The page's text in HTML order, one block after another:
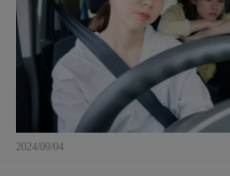
2024/09/04